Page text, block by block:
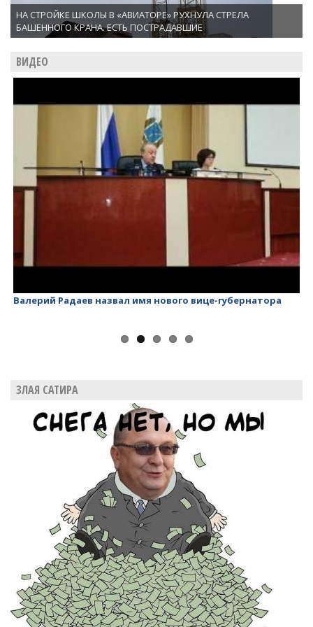
НА СТРОЙКЕ ШКОЛЫ В «АВИАТОРЕ» РУХНУЛА СТРЕЛА
БАШЕННОГО КРАНА. ЕСТЬ ПОСТРАДАВШИЕ
ВИДЕО
Валерий Радаев назвал имя нового вице-губернатора
ЗЛАЯ САТИРА